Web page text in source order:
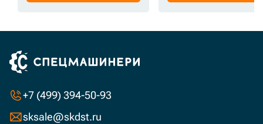
+7 (499) 394-50-93
sksale@skdst.ru